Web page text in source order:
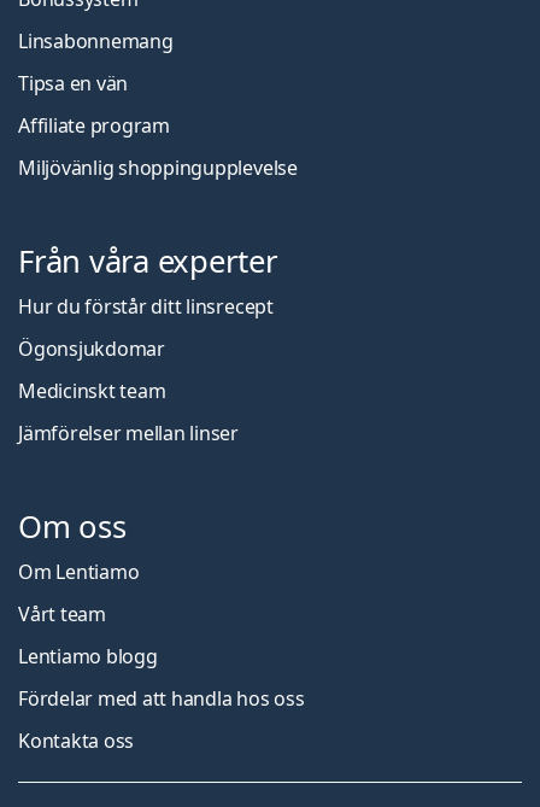
Linsabonnemang
Tipsa en vän
Affiliate program
Miljövänlig shoppingupplevelse
Från våra experter
Hur du förstår ditt linsrecept
Ögonsjukdomar
Medicinskt team
Jämförelser mellan linser
Om oss
Om Lentiamo
Vårt team
Lentiamo blogg
Fördelar med att handla hos oss
Kontakta oss